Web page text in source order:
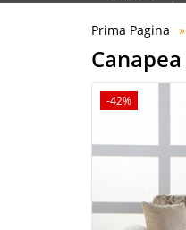
Prima Pagina
-42%